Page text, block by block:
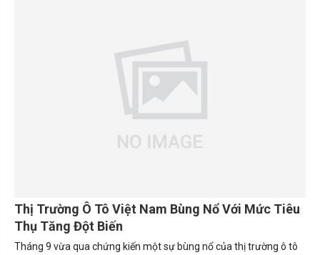
Thị Trường Ô Tô Việt Nam Bùng Nổ Với Mức Tiêu
Thụ Tăng Đột Biến
Tháng 9 vừa qua chứng kiến một sự bùng nổ của thị trường ô tô